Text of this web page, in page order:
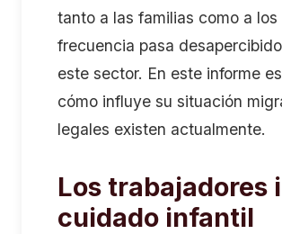
tanto a las familias como a
frecuencia pasa
este sector. En este informe
cómo influye su situación
legales existen actualmente.
Los trabajadores
cuidado infantil